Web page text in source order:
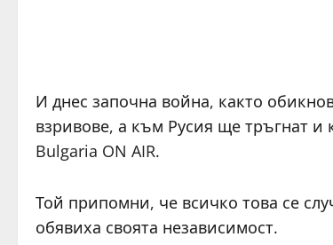
И днес започна война, както
взривове, а към Русия ще тръгнат и
Bulgaria ON AIR.
Той припомни, че всичко това се
обявиха своята независимост.